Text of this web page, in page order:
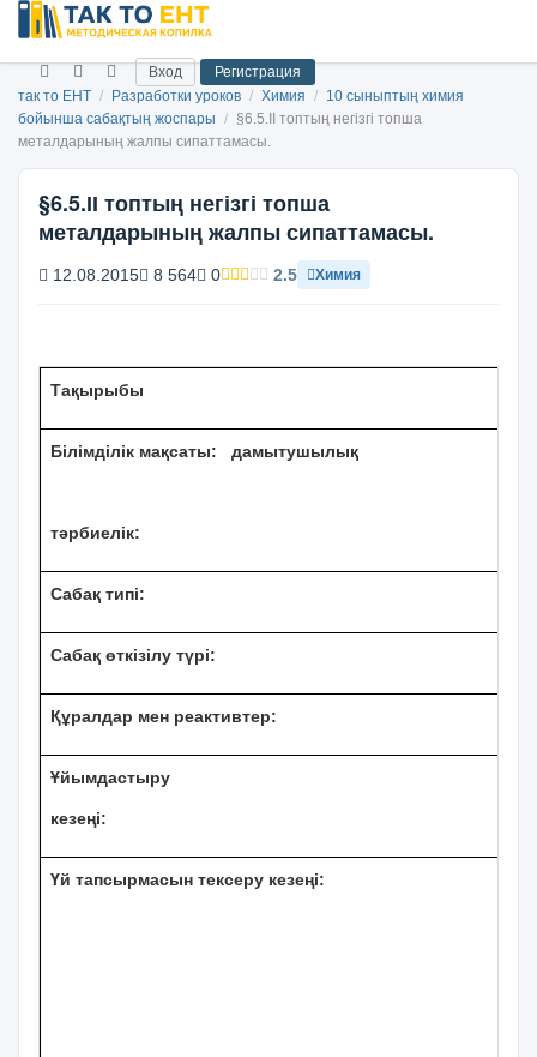
Вход
Регистрация
так то ЕНТ / Разработки уроков / Химия / 10 сыныптың химия
бойынша сабақтың жоспары / §6.5.ІІ топтың негізгі топша
металдарының жалпы сипаттамасы.
§6.5.ІІ топтың негізгі топша
металдарының жалпы сипаттамасы.
12.08.2015 8 564 0 2.5 Химия
Тақырыбы
Білімділік мақсаты: дамытушылық
тәрбиелік:
Сабақ типі:
Сабақ өткізілу түрі:
Құралдар мен реактивтер:
Ұйымдастыру
кезеңі:
Үй тапсырмасын тексеру кезеңі: